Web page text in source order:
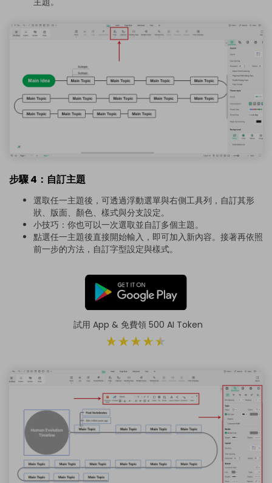
步驟 4：自訂主題
選取任一主題後，可透過浮動選單與右側工具列，自訂其形
狀、版面、顏色、樣式與分支設定。
小技巧：你也可以一次選取並自訂多個主題。
點選任一主題後直接開始輸入，即可加入新內容。接著再依照
前一步的方法，自訂字型設定與樣式。
試用 App & 免費領 500 AI Token